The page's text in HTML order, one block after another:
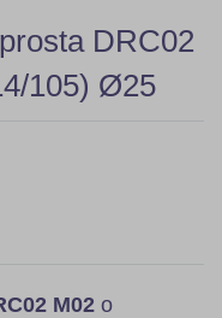
DRC02
105) Ø25
M02 o